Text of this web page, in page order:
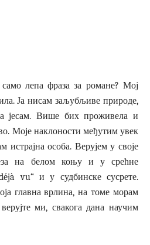
лепа фраза за романе? Мој
Ја нисам заљубљиве природе,
јесам. Више бих проживела и
Моје наклоности међутим увек
истрајна особа. Верујем у своје
на белом коњу и у срећне
vu“ и у судбинске сусрете.
главна врлина, на томе морам
ми, свакога дана научим